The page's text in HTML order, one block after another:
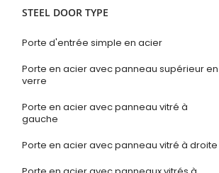
STEEL DOOR TYPE
Porte d'entrée simple en acier
Porte en acier avec panneau supérieur en
verre
Porte en acier avec panneau vitré à
gauche
Porte en acier avec panneau vitré à droite